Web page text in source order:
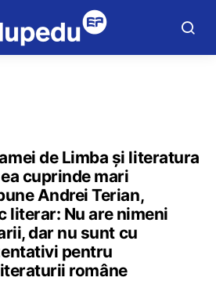
de Limba și literatura
cuprinde mari
Andrei Terian,
literar: Nu are nimeni
dar nu sunt cu
pentru
române